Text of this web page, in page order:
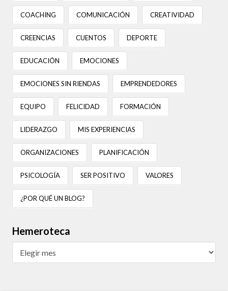
COACHING COMUNICACIÓN CREATIVIDAD
CREENCIAS CUENTOS DEPORTE
EDUCACIÓN EMOCIONES
EMOCIONES SIN RIENDAS EMPRENDEDORES
EQUIPO FELICIDAD FORMACIÓN
LIDERAZGO MIS EXPERIENCIAS
ORGANIZACIONES PLANIFICACIÓN
PSICOLOGÍA SER POSITIVO VALORES
¿POR QUÉ UN BLOG?
Hemeroteca
Hemeroteca